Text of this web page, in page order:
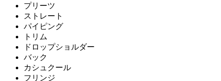
プリーツ
ストレート
パイピング
トリム
ドロップショルダー
バック
カシュクール
フリンジ